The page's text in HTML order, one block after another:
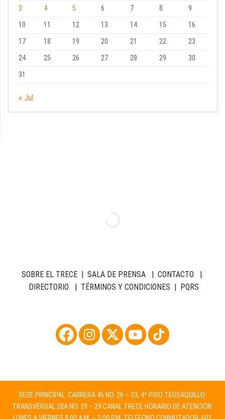
3
4 5 6 7 8
9
10
11 12 13 14 15
16
17
18 19 20 21 22
23
24
25 26 27 28 29
30
31
« Jul
SOBRE EL TRECE| SALA DE PRENSA| CONTACTO |
DIRECTORIO | TÉRMINOS Y CONDICIONES | PQRS
SEDE PRINCIPAL: CARRERA 45 NO. 26 – 33, 4º PISO TEUSAQUILLO:
TRANSVERSAL 28A NO. 39 – 29 CANAL TRECE HORARIO DE ATENCIÓN: